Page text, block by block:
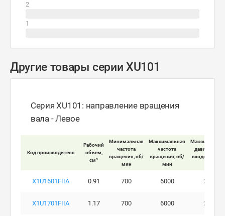
2
1
Другие товары серии XU101
Серия XU101: направление вращения
вала - Левое
Код производителя
Рабочий
объем,
см³
Минимальная
частота
вращения, об/
мин
Максимальная
частота
вращения, об/
мин
давление на
входе
X1U1601FIIA 0.91 700 6000 280
X1U1701FIIA 1.17 700 6000 290